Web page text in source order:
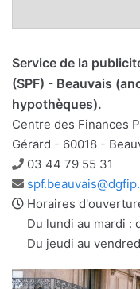
Service de la
(SPF) - Beauvais
hypothèques).
Centre des Finances
Gérard - 60018 -
Téléphone
03 44 79 55 31
Adresse
e-
mail
Horaires
Du lundi au mardi :
Du jeudi au